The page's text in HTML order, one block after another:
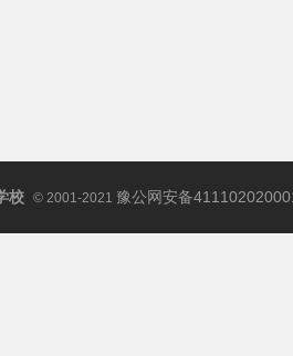
校 © 2001-2021 豫公网安备